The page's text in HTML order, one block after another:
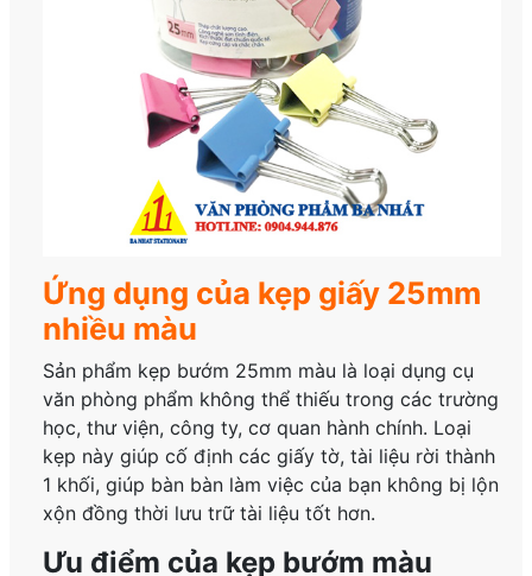
Ứng dụng của kẹp giấy 25mm
nhiều màu
Sản phẩm kẹp bướm 25mm màu là loại dụng cụ
văn phòng phẩm không thể thiếu trong các trường
học, thư viện, công ty, cơ quan hành chính. Loại
kẹp này giúp cố định các giấy tờ, tài liệu rời thành
1 khối, giúp bàn bàn làm việc của bạn không bị lộn
xộn đồng thời lưu trữ tài liệu tốt hơn.
Ưu điểm của kẹp bướm màu